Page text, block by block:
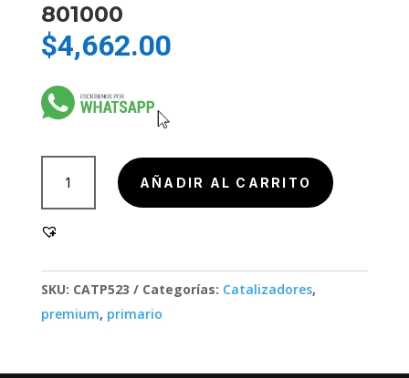
801000
$4,662.00
cantidad
AÑADIR AL CARRITO
SKU: CATP523 Categorías: Catalizadores,
premium, primario